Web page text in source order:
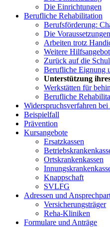
Die Einrichtungen
Berufliche Rehabilitation
Berufsförderung:
Die Voraussetzungen
Arbeiten trotz
Weitere
Zurück auf die
Berufliche Eignung
Unterstützung
Werkstätten für
Berufliche
Widerspruchsverfahren
Beispielfall
Prävention
Kursangebote
Ersatzkassen
Ortskrankenkassen
Knappschaft
SVLFG
Adressen und
Versicherungsträger
Reha-Kliniken
Formulare und Anträge